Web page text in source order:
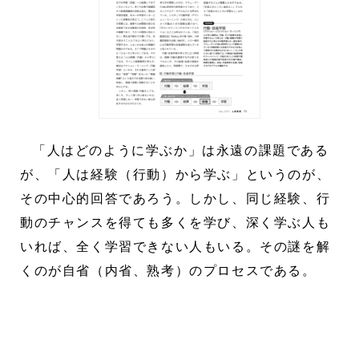
「人はどのように学ぶか」は永遠の課題である
が、「人は経験（行動）から学ぶ」というのが、
その中心的回答であろう。しかし、同じ経験、行
動のチャンスを得ても多くを学び、深く学ぶ人も
いれば、全く学習できない人もいる。その謎を解
くのが自省（内省、熟考）のプロセスである。